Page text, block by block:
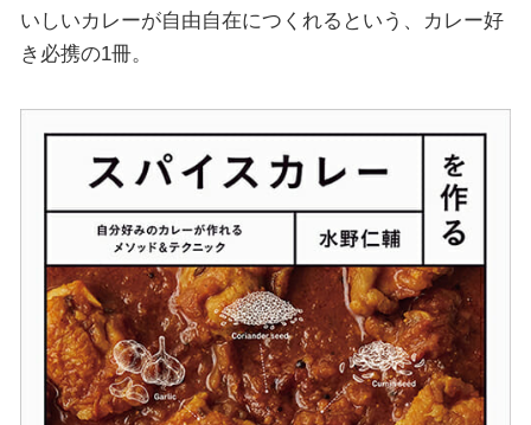
いしいカレーが自由自在につくれるという、カレー好
き必携の1冊。